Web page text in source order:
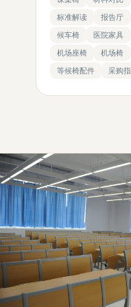
标准解读 报告厅
候车椅 医院家具
机场座椅 机场椅
等候椅配件 采购